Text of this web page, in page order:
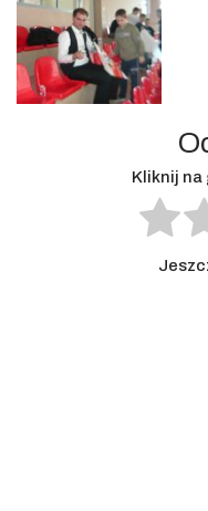
Kliknij na